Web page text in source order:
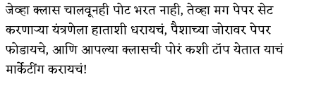
जेव्हा क्लास चालवूनही पोट भरत नाही, तेव्हा मग पेपर सेट
करणाऱ्या यंत्रणेला हाताशी धरायचं, पैशाच्या जोरावर पेपर
फोडायचे, आणि आपल्या क्लासची पोरं कशी टॉप येतात याचं
मार्केटींग करायचं!